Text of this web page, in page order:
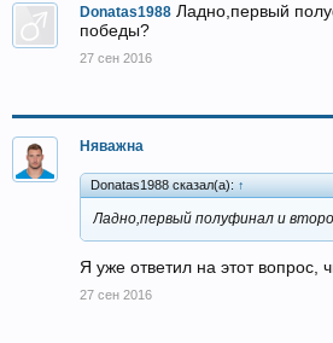
Donatas1988 Ладно,первый
победы?
27 сен 2016
Няважна
Donatas1988 сказал(а): ↑
Ладно,первый полуфинал и
Я уже ответил на этот вопрос,
27 сен 2016